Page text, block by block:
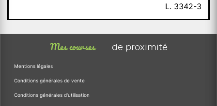
L. 3342-3
Mes courses de proximité
Mentions légales
Conditions générales de vente
Conditions générales d'utilisation